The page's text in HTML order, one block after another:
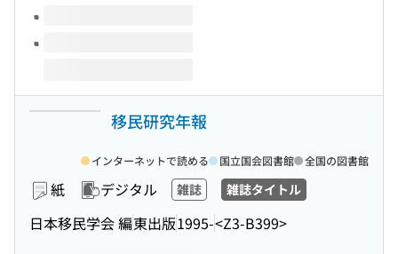
移民研究年報
紙 デジタル 雑誌 雑誌タイトル
日本移民学会 編東出版1995-<Z3-B399>
インターネットで読める 国立国会図書館 全国の図書館